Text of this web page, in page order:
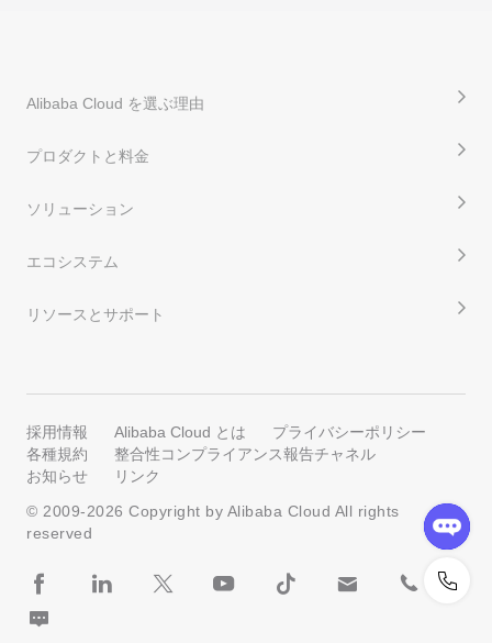
Alibaba Cloud を選ぶ理由
プロダクトと料金
ソリューション
エコシステム
リソースとサポート
採用情報 Alibaba Cloud とは
プライバシーポリシー
各種規約
整合性コンプライアンス報告チャネル
お知らせ
リンク
© 2009-2026 Copyright by Alibaba Cloud All rights
reserved